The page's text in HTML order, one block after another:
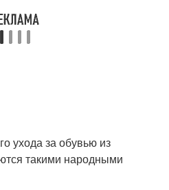
ухода за обувью из
такими народными